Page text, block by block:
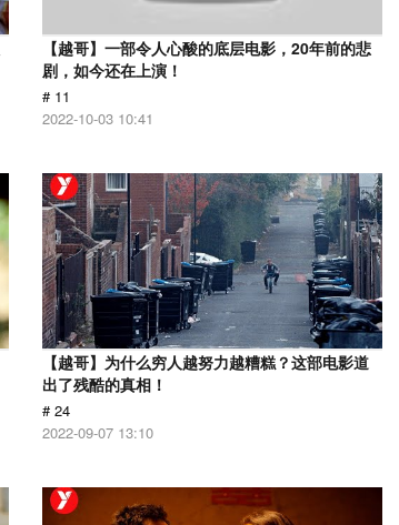
【越哥】一部令人心酸的底层电影，20年前的悲
剧，如今还在上演！
# 11
2022-10-03 10:41
【越哥】为什么穷人越努力越糟糕？这部电影道
出了残酷的真相！
# 24
2022-09-07 13:10